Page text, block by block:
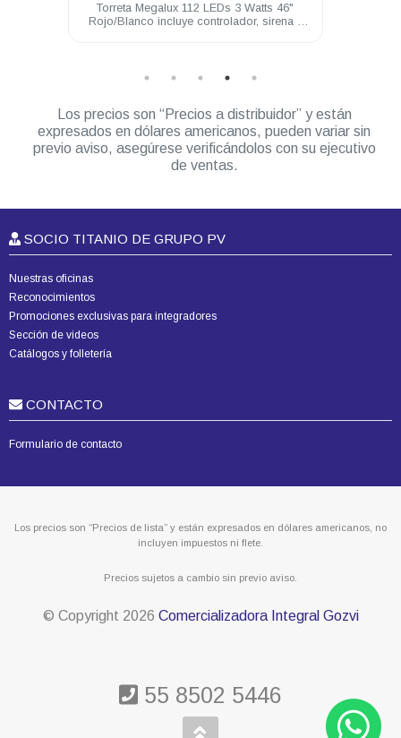
Unidad Encubierta PV Rojo/Azul trasera de
38 LEDs 1 Watt 12 VDC 2 luces penetracion
Los precios son “Precios a distribuidor” y están
expresados en dólares americanos, pueden variar sin
previo aviso, asegúrese verificándolos con su ejecutivo
de ventas.
SOCIO TITANIO DE GRUPO PV
Nuestras oficinas
Reconocimientos
Promociones exclusivas para integradores
Sección de videos
Catálogos y folletería
CONTACTO
Formulario de contacto
Los precios son “Precios de lista” y están expresados en dólares americanos, no
incluyen impuestos ni flete.
Precios sujetos a cambio sin previo aviso.
© Copyright 2026 Comercializadora Integral Gozvi
55 8502 5446